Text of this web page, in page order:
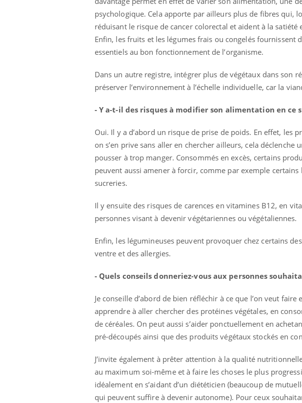
psychologique. Cela apporte par ailleurs plus de fibres qui,
réduisant le risque de cancer colorectal et aident à la
Enfin, les fruits et les légumes frais ou congelés fournissent
essentiels au bon fonctionnement de l’organisme.
Dans un autre registre, intégrer plus de végétaux dans son
préserver l’environnement à l’échelle individuelle, car la
- Y a-t-il des risques à modifier son alimentation en ce
Oui. Il y a d’abord un risque de prise de poids. En effet, les
on s’en prive sans aller en chercher ailleurs, cela
pousser à trop manger. Consommés en excès, certains
peuvent aussi amener à forcir, comme par exemple
sucreries.
Il y ensuite des risques de carences en vitamines B12, en
personnes visant à devenir végétariennes ou végétaliennes.
Enfin, les légumineuses peuvent provoquer chez certains
ventre et des allergies.
- Quels conseils donneriez-vous aux personnes
Je conseille d’abord de bien réfléchir à ce que l’on veut
apprendre à aller chercher des protéines végétales, en
de céréales. On peut aussi s’aider ponctuellement en
pré-découpés ainsi que des produits végétaux stockés en
J’invite également à prêter attention à la qualité
au maximum soi-même et à faire les choses le plus
idéalement en s’aidant d’un diététicien (beaucoup de
qui peuvent suffire à devenir autonome). Pour ceux
Youtube
Eczéma Chronique des
expliquer ma maladie
Il y a des sujets qui sont